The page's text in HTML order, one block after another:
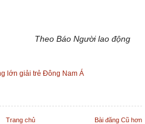
Theo Báo Người lao động
lớn giải trẻ Đông Nam Á
Bài đăng Cũ hơn
Trang chủ